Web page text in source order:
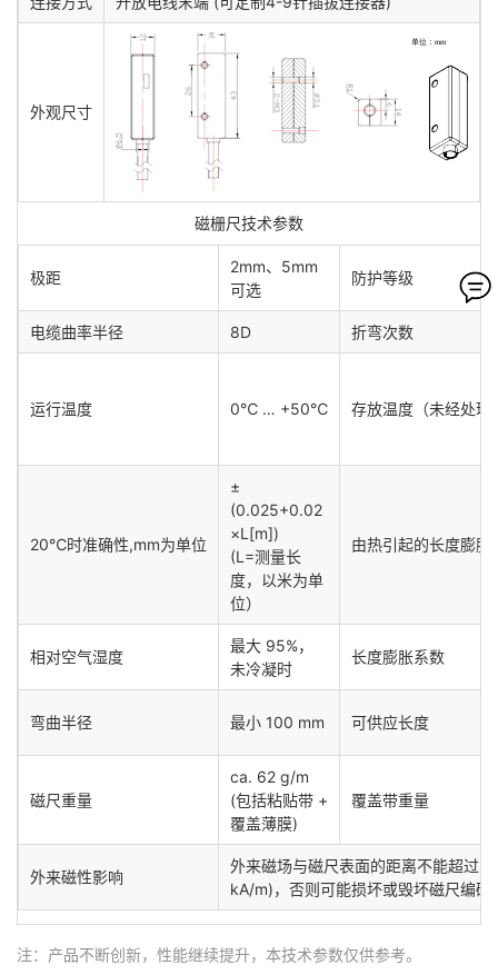
外观尺寸
磁栅尺技术参数
极距
2mm、5mm
可选
防护等级
电缆曲率半径 8D 折弯次数
运行温度 0℃ … +50℃ 存放温度（未经处理
20℃时准确性,mm为单位
±
(0.025+0.02
×L[m])
(L=测量长
度，以米为单
位）
由热引起的长度膨胀
相对空气湿度
最大 95%，
未冷凝时
长度膨胀系数
弯曲半径 最小 100 mm 可供应长度
磁尺重量
ca. 62 g/m
(包括粘贴带 +
覆盖薄膜)
覆盖带重量
外来磁性影响
外来磁场与磁尺表面的距离不能超过
kA/m)，否则可能损坏或毁坏磁尺编码
注：产品不断创新，性能继续提升，本技术参数仅供参考。